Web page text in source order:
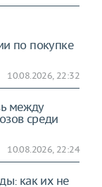
по покупке
10.08.2026, 22:32
между
среди
10.08.2026, 22:24
как их не